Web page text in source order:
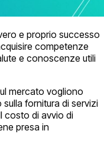
e proprio successo
competenze
e conoscenze utili
mercato vogliono
fornitura di servizi
costo di avvio di
presa in